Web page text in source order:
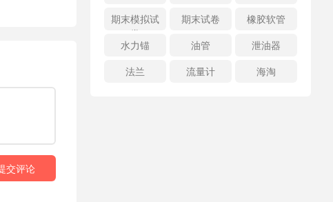
期末模拟试
卷
期末试卷
橡胶软管
水力锚
油管
泄油器
法兰
流量计 海淘